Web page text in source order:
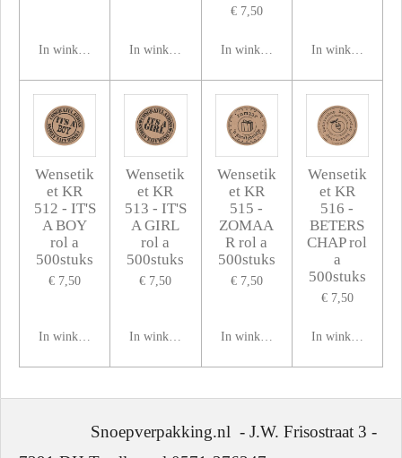
In winkelwagen In winkelwagen
€ 7,50
In winkelwagen In winkelwagen
Wensetik
et KR
512 - IT'S
A BOY
rol a
500stuks
€ 7,50
In winkelwagen
Wensetik
et KR
513 - IT'S
A GIRL
rol a
500stuks
€ 7,50
In winkelwagen
Wensetik
et KR
515 -
ZOMAA
R rol a
500stuks
€ 7,50
In winkelwagen
Wensetik
et KR
516 -
BETERS
CHAP rol
a
500stuks
€ 7,50
In winkelwagen
Snoepverpakking.nl - J.W. Frisostraat 3 -